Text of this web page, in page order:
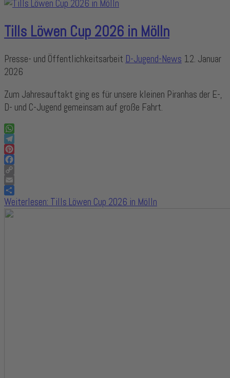
Tills Löwen Cup 2026 in Mölln
Presse- und Öffentlichkeitsarbeit D-Jugend-News 12. Januar
2026
Zum Jahresauftakt ging es für unsere kleinen Piranhas der E-,
D- und C-Jugend gemeinsam auf große Fahrt.
WhatsApp
Telegram
Pinterest
Facebook
Copy
Link
Email
Share
Weiterlesen: Tills Löwen Cup 2026 in Mölln